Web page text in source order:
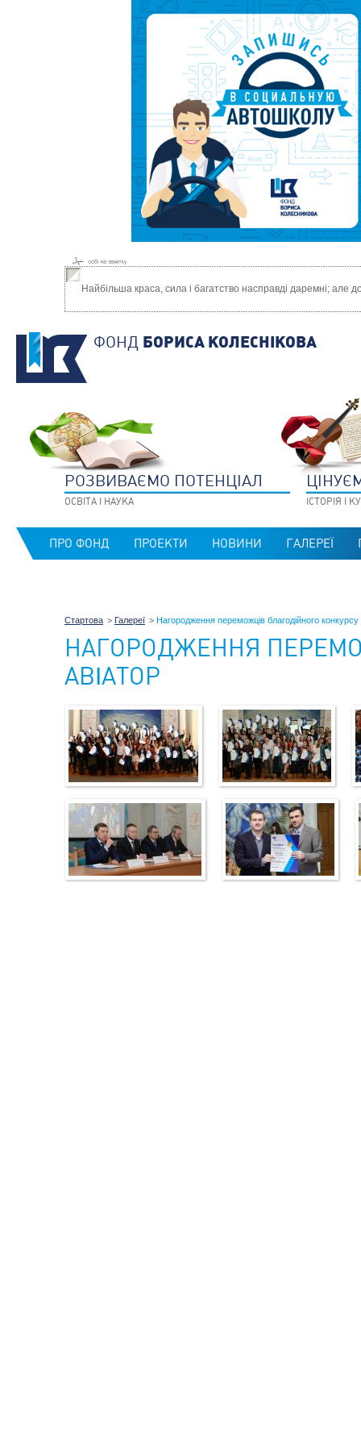
Найбільша краса, сила і багатство насправді даремні; але
ФОНД БОРИСА КОЛЕСНIКОВА
РОЗВИВАЄМО ПОТЕНЦIАЛ
ОСВIТА I НАУКА IСТОРIЯ I
ПРО ФОНД ПРОЕКТИ НОВИНИ ГАЛЕРЕЇ
Стартова Галереї Нагородження переможців благодійного конкурсу
НАГОРОДЖЕННЯ
АВІАТОР